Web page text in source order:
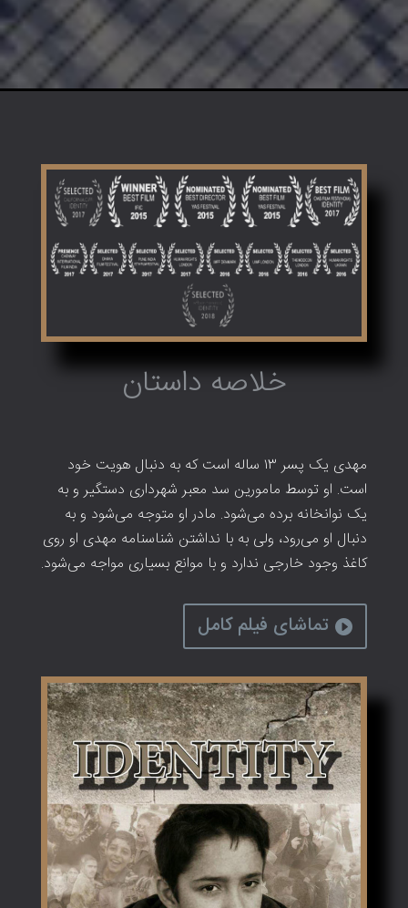
خلاصه داستان
مهدی یک پسر ۱۳ ساله است که به دنبال هویت خود
است. او توسط مامورین سد معبر شهرداری دستگیر و به
یک نوانخانه برده می‌شود. مادر او متوجه می‌شود و به
دنبال او می‌رود، ولی به با نداشتن شناسنامه مهدی او روی
کاغذ وجود خارجی ندارد و با موانع بسیاری مواجه می‌شود.
تماشای فیلم کامل